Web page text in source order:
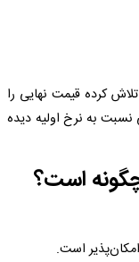
کرده قیمت نهایی را
نسبت به نرخ اولیه دیده
امکان‌پذیر است.